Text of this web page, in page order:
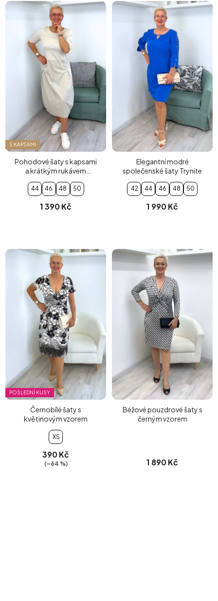
S KAPSAMI
Pohodové šaty s kapsami
a krátkým rukávem
slonová kost
44 46 48 50
1 390 Kč
Elegantní modré
společenské šaty Trynite
42 44 46 48 50
1 990 Kč
POSLEDNÍ KUSY
Černobílé šaty s
květinovým vzorem
XS
390 Kč
(–64 %)
Béžové pouzdrové šaty s
černým vzorem
1 890 Kč